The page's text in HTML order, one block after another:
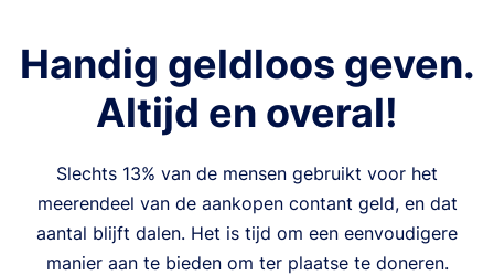
Handig geldloos geven.
Altijd en overal!
Slechts 13% van de mensen gebruikt voor het
meerendeel van de aankopen contant geld, en dat
aantal blijft dalen. Het is tijd om een eenvoudigere
manier aan te bieden om ter plaatse te doneren.